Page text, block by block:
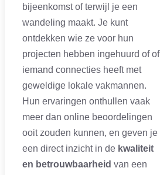
bijeenkomst of terwijl je een
wandeling maakt. Je kunt
ontdekken wie ze voor hun
projecten hebben ingehuurd of of
iemand connecties heeft met
geweldige lokale vakmannen.
Hun ervaringen onthullen vaak
meer dan online beoordelingen
ooit zouden kunnen, en geven je
een direct inzicht in de kwaliteit
en betrouwbaarheid van een